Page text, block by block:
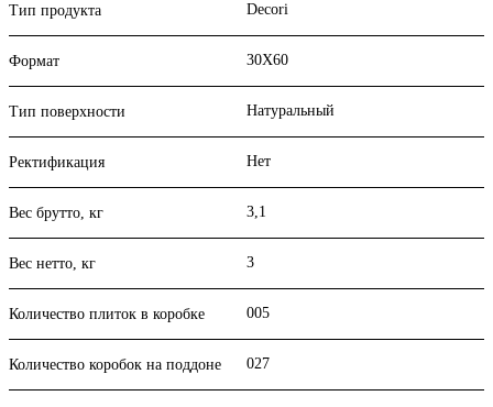
Тип продукта Decori
Формат 30X60
Тип поверхности Натуральный
Ректификация Нет
Вес брутто, кг 3,1
Вес нетто, кг 3
Количество плиток в коробке 005
Количество коробок на поддоне 027